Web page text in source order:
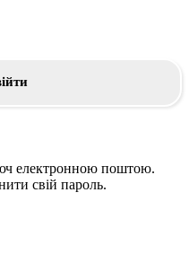
електронною поштою.
свій пароль.